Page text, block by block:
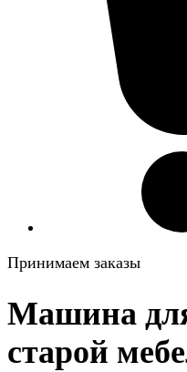
Принимаем заказы
Машина
старой